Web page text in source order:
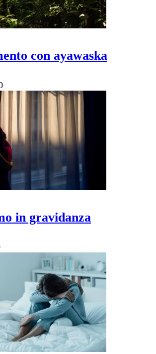
con ayawaska
in gravidanza